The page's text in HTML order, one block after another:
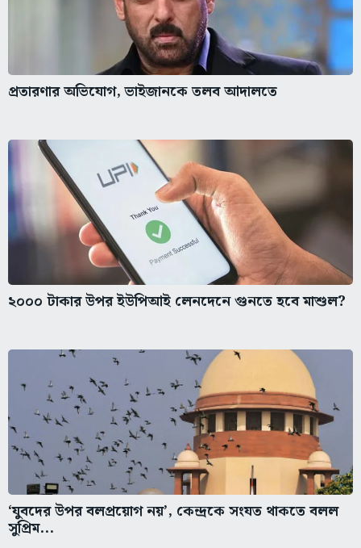
প্রতারণার অভিযোগ, ভাইজানকে তলব আদালতে
২০০০ টাকার উপর ইউপিআই লেনদেনে গুনতে হবে মাশুল?
‘যুবদের উপর বলপ্রয়োগ নয়’, কেন্দ্রকে সংযত থাকতে বলল
সুপ্রিম...